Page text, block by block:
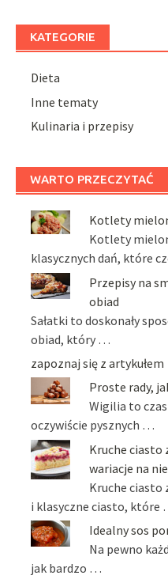
KATEGORIE
Dieta
Inne tematy
Kulinaria i przepisy
WARTO PRZECZYTAĆ
Kotlety
Kotlety
klasycznych dań, które
Przepisy na
obiad
Sałatki to doskonały
obiad, który …
zapoznaj się z artykułem
Proste rady,
Wigilia to
oczywiście pysznych …
Kruche ciasto
wariacje na
Kruche ciasto
i klasyczne ciasto, które
Idealny sos
Na pewno
jak bardzo …